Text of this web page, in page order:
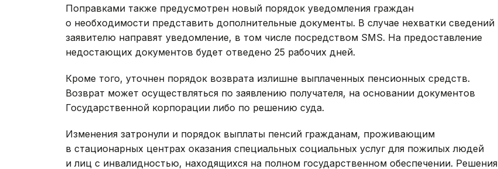
Поправками также предусмотрен новый порядок уведомления граждан
о необходимости представить дополнительные документы. В случае нехватки сведений
заявителю направят уведомление, в том числе посредством SMS. На предоставление
недостающих документов будет отведено 25 рабочих дней.
Кроме того, уточнен порядок возврата излишне выплаченных пенсионных средств.
Возврат может осуществляться по заявлению получателя, на основании документов
Государственной корпорации либо по решению суда.
Изменения затронули и порядок выплаты пенсий гражданам, проживающим
в стационарных центрах оказания специальных социальных услуг для пожилых людей
и лиц с инвалидностью, находящихся на полном государственном обеспечении. Решения